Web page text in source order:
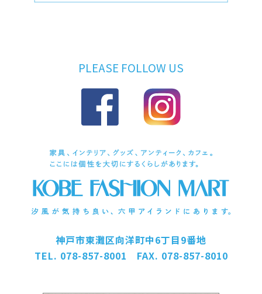
PLEASE FOLLOW US
神戸市東灘区向洋町中6丁目9番地
TEL. 078-857-8001 FAX. 078-857-8010